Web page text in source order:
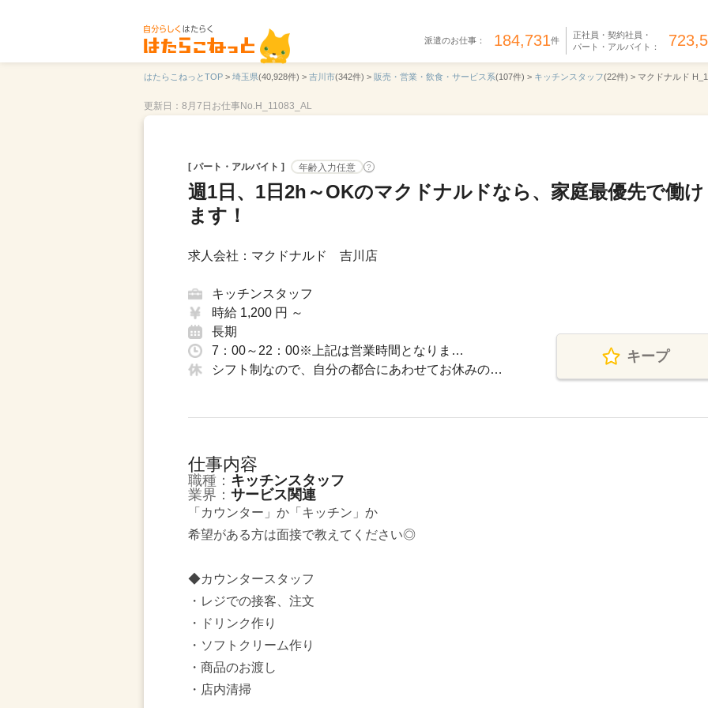
派遣のお仕事： 184,731件
正社員・契約社員・
パート・アルバイト：
はたらこねっとTOP > 埼玉県(40,928件) > 吉川市(342件) > 販売・営業・飲食・サービス系(107件) > キッチンスタッフ(22件) > マクドナルド
更新日：8月7日 お仕事No.H_11083_AL
[ パート・アルバイト ] 年齢入力任意 ?
週1日、1日2h～OKのマクドナルドなら、家庭最優先で働け
ます！
求人会社：マクドナルド 吉川店
キッチンスタッフ
時給 1,200 円 ～
長期
7：00～22：00※上記は営業時間となりま…
シフト制なので、自分の都合にあわせてお休みの…
キープ
仕事内容
職種： キッチンスタッフ
業界： サービス関連
「カウンター」か「キッチン」か
希望がある方は面接で教えてください◎
◆カウンタースタッフ
・レジでの接客、注文
・ドリンク作り
・ソフトクリーム作り
・商品のお渡し
・店内清掃